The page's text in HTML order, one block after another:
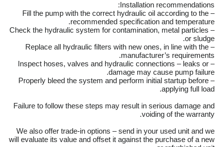
Installation recommendations:
– Fill the pump with the correct hydraulic oil according to the
recommended specification and temperature.
– Check the hydraulic system for contamination, metal particles
or sludge.
– Replace all hydraulic filters with new ones, in line with the
manufacturer’s requirements.
– Inspect hoses, valves and hydraulic connections – leaks or
damage may cause pump failure.
– Properly bleed the system and perform initial startup before
applying full load.
Failure to follow these steps may result in serious damage and
voiding of the warranty.
We also offer trade-in options – send in your used unit and we
will evaluate its value and offset it against the purchase of a new